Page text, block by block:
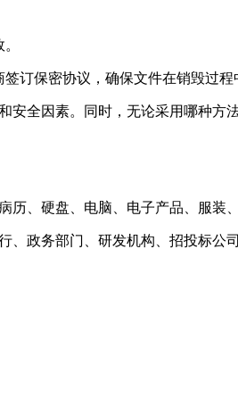
订保密协议，确保文件在销毁过程
全因素。同时，无论采用哪种方
、硬盘、电脑、电子产品、服装
政务部门、研发机构、招投标公司